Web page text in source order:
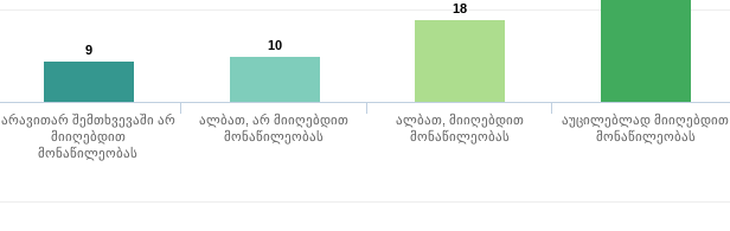
9 10
18
არავითარ შემთხვევაში არ
მიიღებდით
მონაწილეობას
ალბათ, არ მიიღებდით
მონაწილეობას
ალბათ, მიიღებდით
მონაწილეობას
აუცილებლად მიიღებდით
მონაწილეობას